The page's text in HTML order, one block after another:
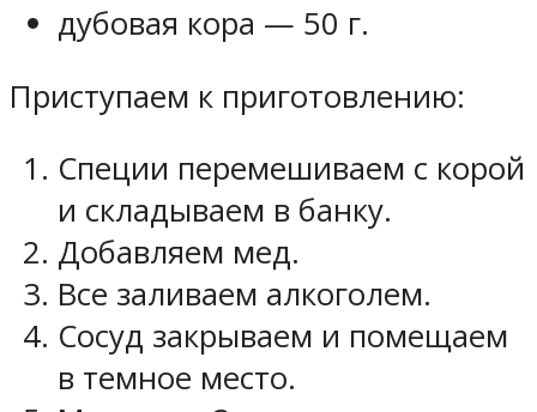
дубовая кора — 50 г.
Приступаем к приготовлению:
Специи перемешиваем с корой
и складываем в банку.
Добавляем мед.
Все заливаем алкоголем.
Сосуд закрываем и помещаем
в темное место.